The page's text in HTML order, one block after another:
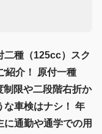
二種（125cc）スク
紹介！ 原付一種
制限や二段階右折か
な車検はナシ！ 年
通勤や通学での用